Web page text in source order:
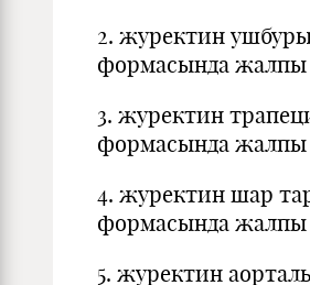
2. журектин
формасында жалпы
3. журектин
формасында жалпы
4. журектин шар
формасында жалпы
5. журектин